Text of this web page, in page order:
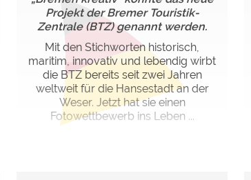
Projekt der Bremer Touristik-
Zentrale (BTZ) genannt werden.
Mit den Stichworten historisch,
maritim, innovativ und lebendig wirbt
die BTZ bereits seit zwei Jahren
weltweit für die Hansestadt an der
Weser. Jetzt hat sie einen
Fotowettbewerb ins Leben ...